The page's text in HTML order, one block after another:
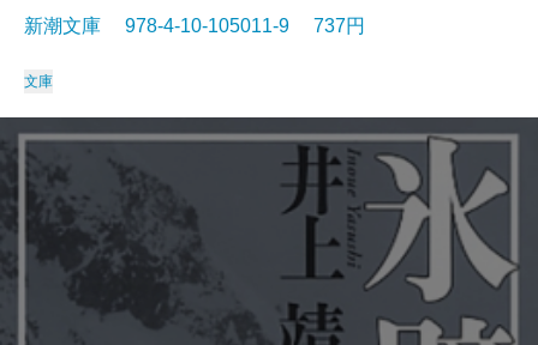
新潮文庫 978-4-10-105011-9 737円
文庫